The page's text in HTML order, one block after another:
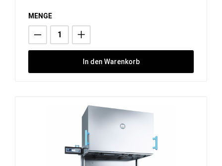
MENGE
In den Warenkorb